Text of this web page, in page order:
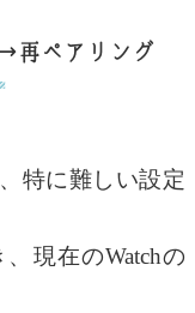
再ペアリング
特に難しい設定
、現在のWatchの